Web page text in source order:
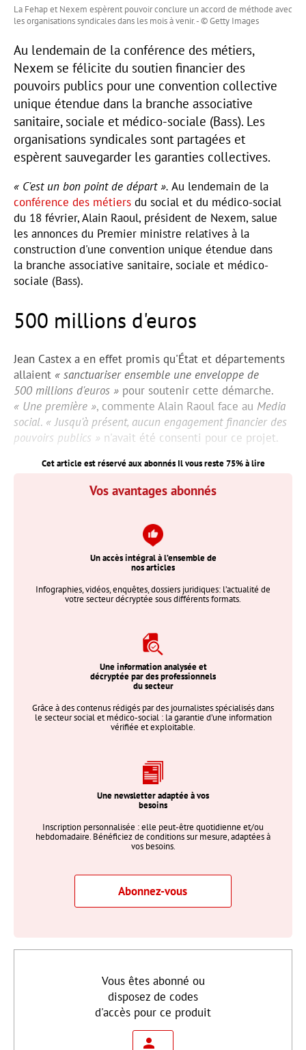
La Fehap et Nexem espèrent pouvoir conclure un accord de méthode avec
les organisations syndicales dans les mois à venir. - © Getty Images
Au lendemain de la conférence des métiers,
Nexem se félicite du soutien financier des
pouvoirs publics pour une convention collective
unique étendue dans la branche associative
sanitaire, sociale et médico-sociale (Bass). Les
organisations syndicales sont partagées et
espèrent sauvegarder les garanties collectives.
« C'est un bon point de départ ». Au lendemain de la
conférence des métiers du social et du médico-social
du 18 février, Alain Raoul, président de Nexem, salue
les annonces du Premier ministre relatives à la
construction d'une convention unique étendue dans
la branche associative sanitaire, sociale et médico-
sociale (Bass).
500 millions d'euros
Jean Castex a en effet promis qu'État et départements
allaient « sanctuariser ensemble une enveloppe de
500 millions d'euros » pour soutenir cette démarche.
« Une première », commente Alain Raoul face au Media
social. « Jusqu'à présent, aucun engagement financier des
pouvoirs publics » n'avait été consenti pour ce projet.
Cet article est réservé aux abonnés Il vous reste75% à lire
Vos avantages abonnés
Un accès intégral à l’ensemble de
nos articles
Infographies, vidéos, enquêtes, dossiers juridiques: l’actualité de
votre secteur décryptée sous différents formats.
Une information analysée et
décryptée par des professionnels
du secteur
Grâce à des contenus rédigés par des journalistes spécialisés dans
le secteur social et médico-social : la garantie d’une information
vérifiée et exploitable.
Une newsletter adaptée à vos
besoins
Inscription personnalisée : elle peut-être quotidienne et/ou
hebdomadaire. Bénéficiez de conditions sur mesure, adaptées à
vos besoins.
Abonnez-vous
Vous êtes abonné ou
disposez de codes
d'accès pour ce produit